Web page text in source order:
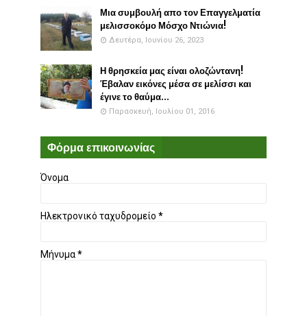
Μια συμβουλή απο τον Επαγγελματία
μελισσοκόμο Μόσχο Ντιώνια!
Δευτέρα, Ιουνίου 26, 2023
Η θρησκεία μας είναι ολοζώντανη!
Έβαλαν εικόνες μέσα σε μελίσσι και
έγινε το θαύμα...
Παρασκευή, Ιουλίου 01, 2016
Φόρμα επικοινωνίας
Όνομα
Ηλεκτρονικό ταχυδρομείο *
Μήνυμα*